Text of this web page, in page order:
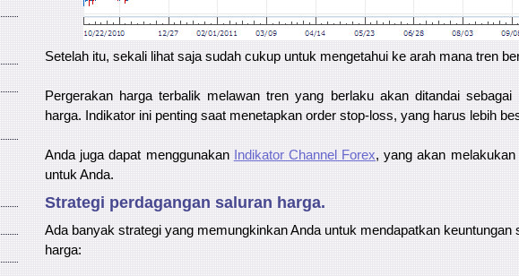
Setelah itu, sekali lihat saja sudah cukup untuk mengetahui ke arah mana tren
Pergerakan harga terbalik melawan tren yang berlaku akan ditandai sebagai
harga. Indikator ini penting saat menetapkan order stop-loss, yang harus lebih
Anda juga dapat menggunakan Indikator Channel Forex, yang akan
untuk Anda.
Strategi perdagangan saluran harga.
Ada banyak strategi yang memungkinkan Anda untuk mendapatkan keuntungan
harga: